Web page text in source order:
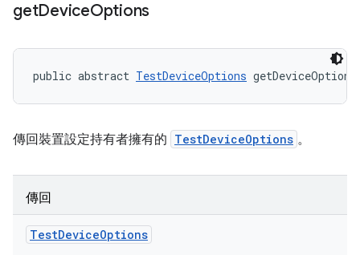
getDeviceOptions
public abstract TestDeviceOptions
傳回裝置設定持有者擁有的 TestDeviceOptions 。
傳回
TestDeviceOptions